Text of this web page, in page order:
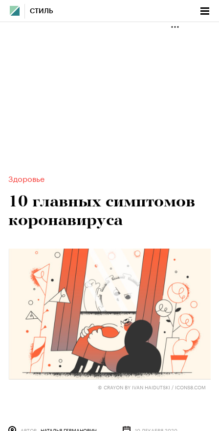
СТИЛЬ
Здоровье
10 главных симптомов
коронавируса
© CRAYON BY IVAN HAIDUTSKI / ICONS8.COM